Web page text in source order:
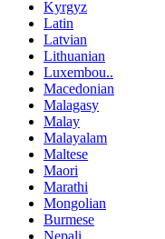
Kyrgyz
Latin
Latvian
Lithuanian
Luxembou..
Macedonian
Malagasy
Malay
Malayalam
Maltese
Maori
Marathi
Mongolian
Burmese
Nepali